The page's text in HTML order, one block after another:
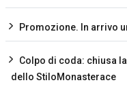
Promozione. In arrivo
Colpo di coda: chiusa
dello StiloMonasterace